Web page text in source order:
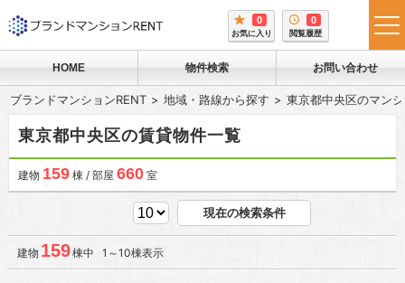
0
お気に入り
0
閲覧履歴
HOME 物件検索 お問い合わせ
ブランドマンションRENT 地域・路線から探す 東京都中央区のマン
東京都中央区の賃貸物件一覧
建物 159棟 / 部屋 660室
現在の検索条件
建物 159棟中 1～10棟表示